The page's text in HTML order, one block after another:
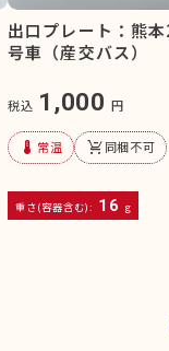
出口プレート：熊
号車（産交バス）
税込 1,000 円
device_thermostat 常温 remove_shopping_cart同梱不可
重さ(容器含む): 16 g